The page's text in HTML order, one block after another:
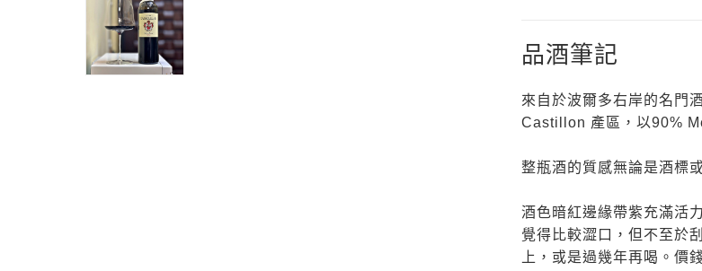
品酒筆記
來自於波爾多右岸的名門
Castillon 產區，以90%
整瓶酒的質感無論是酒標
酒色暗紅邊緣帶紫充滿活
覺得比較澀口，但不至於
上，或是過幾年再喝。價